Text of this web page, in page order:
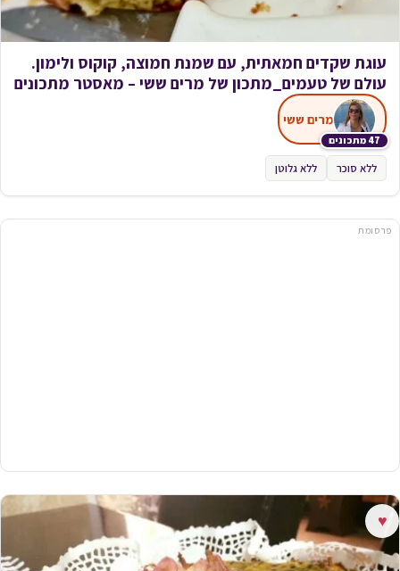
עוגת שקדים חמאתית, עם שמנת חמוצה, קוקוס ולימון.
עולם של טעמים_מתכון של מרים ששי – מאסטר מתכונים
47 מתכונים
מרים ששי
ללא סוכר ללא גלוטן
פרסומת
♥